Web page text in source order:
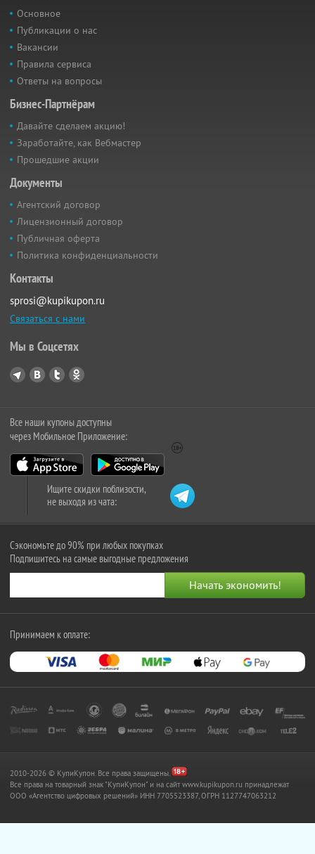
Основное
Публикации о нас
Вакансии
Правила сервиса
Ответы на вопросы
Бизнес-Партнёрам
Давайте сделаем акцию!
Заработайте, как Вебмастер
Прошедшие акции
Документы
Агентский договор
Лицензионный договор
Публичная оферта
Политика конфиденциальности
Контакты
sprosi@kupikupon.ru
Связаться с нами
Мы в Соцсетях
Все наши купоны доступны
через Мобильное Приложение:
Ищите скидки поблизости,
не выходя из чата:
Сэкономьте до 90% при любых покупках
Подпишитесь на самые выгодные предложения
Принимаем к оплате:
2010-2026 © КупиКупон. Все права защищены.
Все права на товарный знак "КупиКупон" и на сайт www.kupikupon.ru принадлежат
OOO «Агентство цифровых решений» ИНН 7705523387, ОГРН 1127747063212